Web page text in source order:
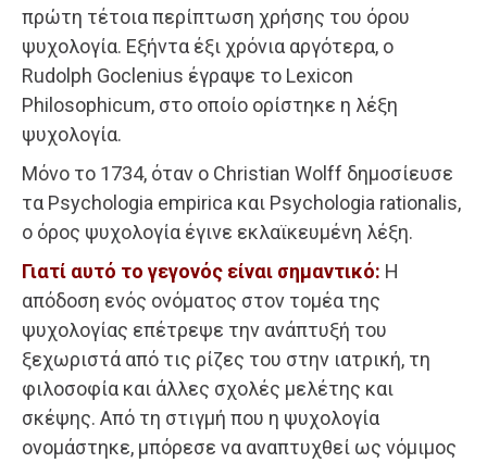
πρώτη τέτοια περίπτωση χρήσης του όρου
ψυχολογία. Εξήντα έξι χρόνια αργότερα, ο
Rudolph Goclenius έγραψε το Lexicon
Philosophicum, στο οποίο ορίστηκε η λέξη
ψυχολογία.
Μόνο το 1734, όταν ο Christian Wolff δημοσίευσε
τα Psychologia empirica και Psychologia rationalis,
ο όρος ψυχολογία έγινε εκλαϊκευμένη λέξη.
Γιατί αυτό το γεγονός είναι σημαντικό: Η
απόδοση ενός ονόματος στον τομέα της
ψυχολογίας επέτρεψε την ανάπτυξή του
ξεχωριστά από τις ρίζες του στην ιατρική, τη
φιλοσοφία και άλλες σχολές μελέτης και
σκέψης. Από τη στιγμή που η ψυχολογία
ονομάστηκε, μπόρεσε να αναπτυχθεί ως νόμιμος